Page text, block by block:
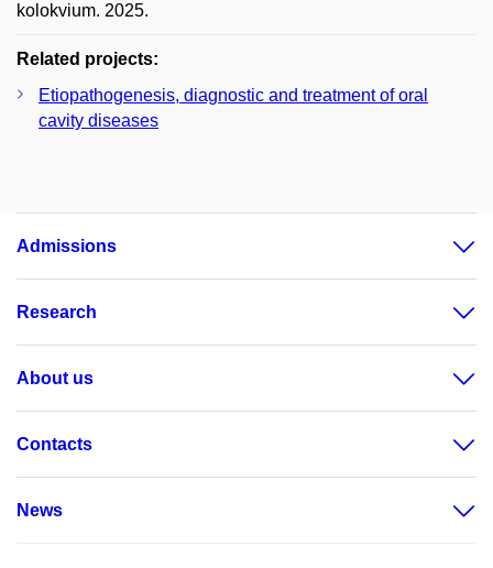
kolokvium. 2025.
Related projects:
Etiopathogenesis, diagnostic and treatment of oral
cavity diseases
Admissions
Research
About us
Contacts
News